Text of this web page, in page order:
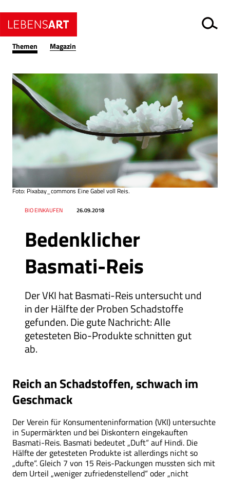
Themen Magazin
Bedenklicher
Basmati-Reis
Der VKI hat Basmati-Reis untersucht und
in der Hälfte der Proben Schadstoffe
gefunden. Die gute Nachricht: Alle
getesteten Bio-Produkte schnitten gut
ab.
Datum 26.09.2018
RessortBIO EINKAUFEN
Foto: Pixabay_commons Eine Gabel voll Reis.
Reich an Schadstoffen, schwach im
Geschmack
Der Verein für Konsumenteninformation (VKI) untersuchte
in Supermärkten und bei Diskontern eingekauften
Basmati-Reis. Basmati bedeutet „Duft“ auf Hindi. Die
Hälfte der getesteten Produkte ist allerdings nicht so
„dufte“. Gleich 7 von 15 Reis-Packungen mussten sich mit
dem Urteil „weniger zufriedenstellend“ oder „nicht